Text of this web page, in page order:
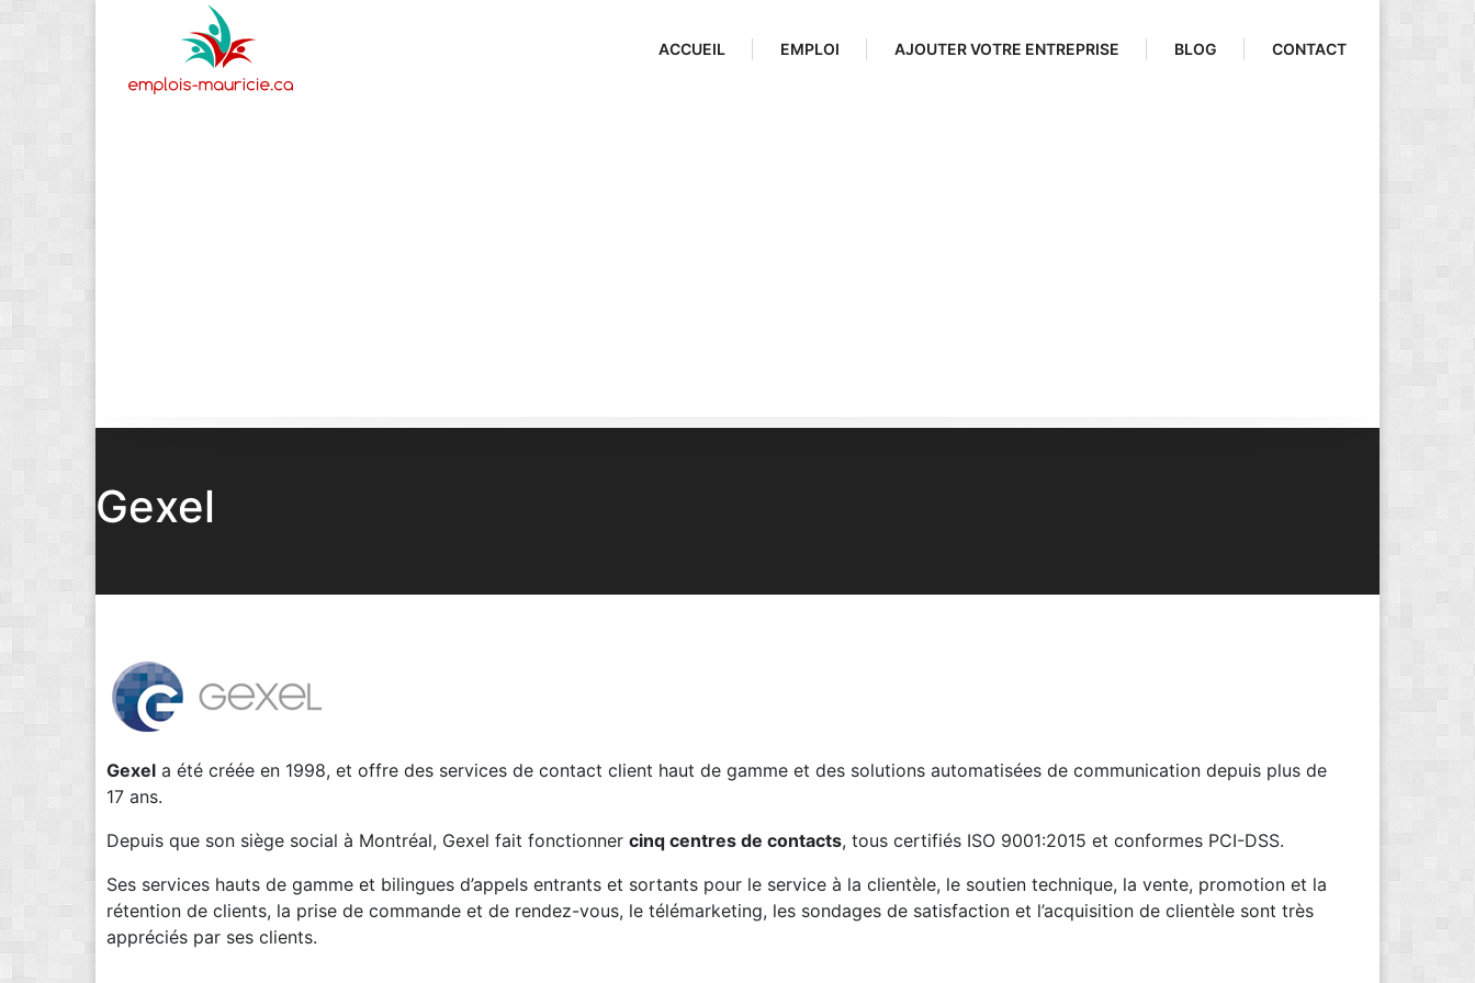
ACCUEIL EMPLOI AJOUTER VOTRE ENTREPRISE BLOG CONTACT
Gexel
Gexel a été créée en 1998, et offre des services de contact client haut de gamme et des solutions automatisées de communication depuis plus de
17 ans.
Depuis que son siège social à Montréal, Gexel fait fonctionner cinq centres de contacts, tous certifiés ISO 9001:2015 et conformes PCI-DSS.
Ses services hauts de gamme et bilingues d’appels entrants et sortants pour le service à la clientèle, le soutien technique, la vente, promotion et la
rétention de clients, la prise de commande et de rendez-vous, le télémarketing, les sondages de satisfaction et l’acquisition de clientèle sont très
appréciés par ses clients.